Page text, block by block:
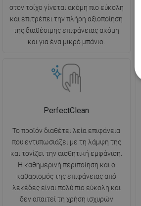
στον τοίχο γίνεται ακόμη πιο εύκολη
και επιτρέπει την πλήρη αξιοποίηση
της διαθέσιμης επιφάνειας ακόμη
και για ένα μικρό μπάνιο.
PerfectClean
Το προϊόν διαθέτει λεία επιφάνεια
που εντυπωσιάζει με τη λάμψη της
και τονίζει την αισθητική εμφάνιση.
Η καθημερινή περιποίηση και ο
καθαρισμός της επιφάνειας από
λεκέδες είναι πολύ πιο εύκολη και
δεν απαιτεί τη χρήση ισχυρών